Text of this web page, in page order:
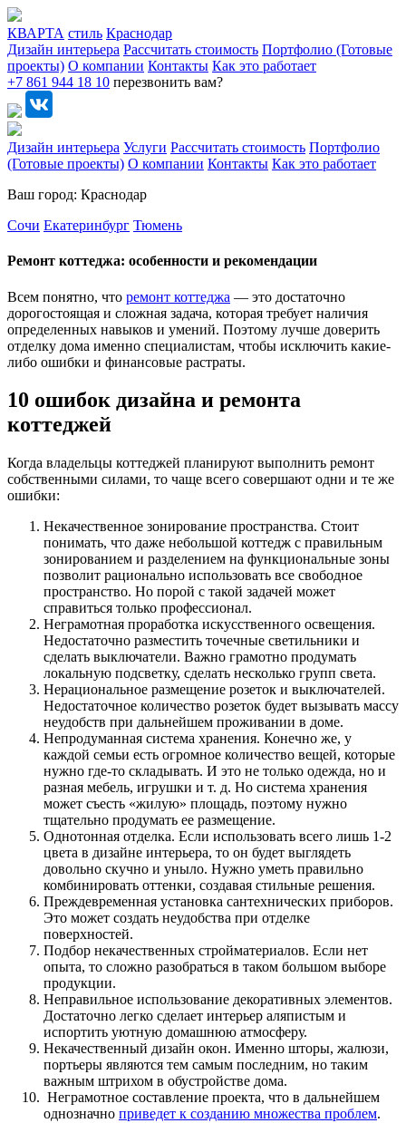
КВАРТА стиль Краснодар
Дизайн интерьера Рассчитать стоимость Портфолио (Готовые
проекты) О компании Контакты Как это работает
+7 861 944 18 10 перезвонить вам?
Дизайн интерьера Услуги Рассчитать стоимость Портфолио
(Готовые проекты) О компании Контакты Как это работает
Ваш город: Краснодар
Сочи Екатеринбург Тюмень
Ремонт коттеджа: особенности и рекомендации
Всем понятно, что ремонт коттеджа — это достаточно
дорогостоящая и сложная задача, которая требует наличия
определенных навыков и умений. Поэтому лучше доверить
отделку дома именно специалистам, чтобы исключить какие-
либо ошибки и финансовые растраты.
10 ошибок дизайна и ремонта
коттеджей
Когда владельцы коттеджей планируют выполнить ремонт
собственными силами, то чаще всего совершают одни и те же
ошибки:
Некачественное зонирование пространства. Стоит
понимать, что даже небольшой коттедж с правильным
зонированием и разделением на функциональные зоны
позволит рационально использовать все свободное
пространство. Но порой с такой задачей может
справиться только профессионал.
Неграмотная проработка искусственного освещения.
Недостаточно разместить точечные светильники и
сделать выключатели. Важно грамотно продумать
локальную подсветку, сделать несколько групп света.
Нерациональное размещение розеток и выключателей.
Недостаточное количество розеток будет вызывать массу
неудобств при дальнейшем проживании в доме.
Непродуманная система хранения. Конечно же, у
каждой семьи есть огромное количество вещей, которые
нужно где-то складывать. И это не только одежда, но и
разная мебель, игрушки и т. д. Но система хранения
может съесть «жилую» площадь, поэтому нужно
тщательно продумать ее размещение.
Однотонная отделка. Если использовать всего лишь 1-2
цвета в дизайне интерьера, то он будет выглядеть
довольно скучно и уныло. Нужно уметь правильно
комбинировать оттенки, создавая стильные решения.
Преждевременная установка сантехнических приборов.
Это может создать неудобства при отделке
поверхностей.
Подбор некачественных стройматериалов. Если нет
опыта, то сложно разобраться в таком большом выборе
продукции.
Неправильное использование декоративных элементов.
Достаточно легко сделает интерьер аляпистым и
испортить уютную домашнюю атмосферу.
Некачественный дизайн окон. Именно шторы, жалюзи,
портьеры являются тем самым последним, но таким
важным штрихом в обустройстве дома.
Неграмотное составление проекта, что в дальнейшем
однозначно приведет к созданию множества проблем.